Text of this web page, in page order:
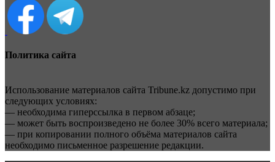
Политика сайта
Использование материалов сайта Tribune.kz допустимо при
следующих условиях:
— необходима гиперссылка в первом абзаце;
— может быть воспроизведено не более 30% всего материала;
— при копировании полного объёма материалов сайта
необходимо письменное разрешение редакции.